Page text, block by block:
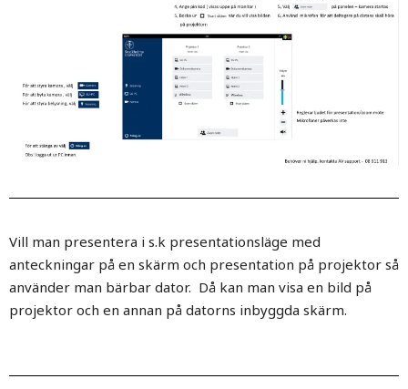
Vill man presentera i s.k presentationsläge med
anteckningar på en skärm och presentation på projektor så
använder man bärbar dator. Då kan man visa en bild på
projektor och en annan på datorns inbyggda skärm.